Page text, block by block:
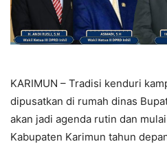
KARIMUN – Tradisi kenduri
dipusatkan di rumah dinas
akan jadi agenda rutin dan
Kabupaten Karimun tahun